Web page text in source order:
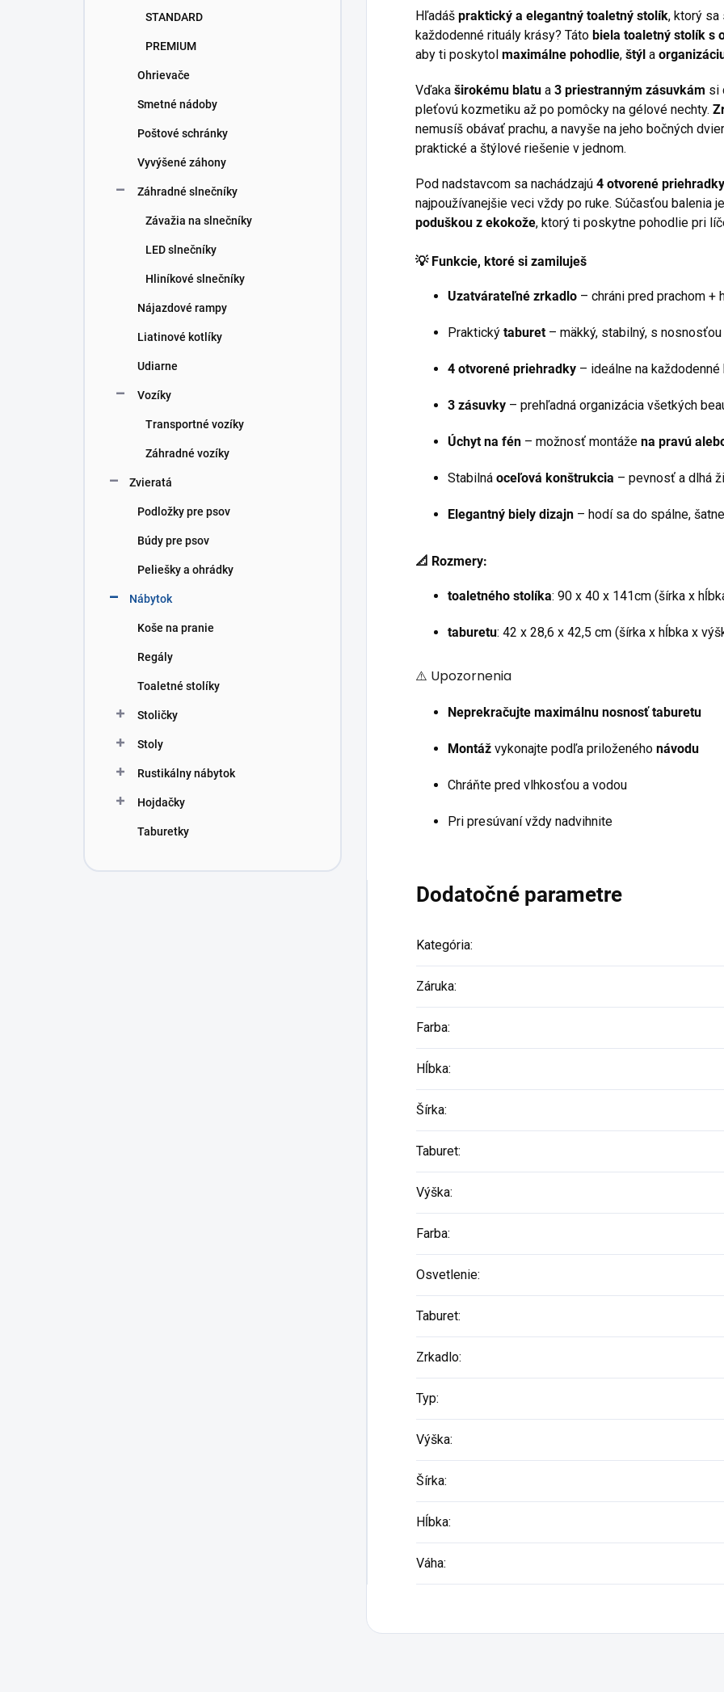
STANDARD
PREMIUM
Ohrievače
Smetné nádoby
Poštové schránky
Vyvýšené záhony
Záhradné slnečníky
Závažia na slnečníky
LED slnečníky
Hliníkové slnečníky
Nájazdové rampy
Liatinové kotlíky
Udiarne
Vozíky
Transportné vozíky
Záhradné vozíky
Zvieratá
Podložky pre psov
Búdy pre psov
Peliešky a ohrádky
Nábytok
Koše na pranie
Regály
Toaletné stolíky
Stoličky
Stoly
Rustikálny nábytok
Hojdačky
Taburetky
Hľadáš praktický a elegantný toaletný stolík, ktorý sa
každodenné rituály krásy? Táto biela toaletný stolík s
aby ti poskytol maximálne pohodlie, štýl a
Vďaka širokému blatu a 3 priestranným zásuvkám si
pleťovú kozmetiku až po pomôcky na gélové nechty.
nemusíš obávať prachu, a navyše na jeho bočných
praktické a štýlové riešenie v jednom.
Pod nadstavcom sa nachádzajú 4 otvorené priehradky
najpoužívanejšie veci vždy po ruke. Súčasťou balenia
poduškou z ekokože, ktorý ti poskytne pohodlie pri
💡 Funkcie, ktoré si zamiluješ
Uzatvárateľné zrkadlo – chráni pred prachom +
Praktický taburet– mäkký, stabilný, s nosnosťou
4 otvorené priehradky – ideálne na
3 zásuvky – prehľadná organizácia všetkých
Úchyt na fén – možnosť montáže na pravú
Stabilná oceľová konštrukcia – pevnosť a dlhá
Elegantný biely dizajn – hodí sa do spálne,
📐 Rozmery:
toaletného stolíka: 90 x 40 x 141cm (šírka x
taburetu: 42 x 28,6 x 42,5 cm (šírka x hĺbka x
⚠️ Upozornenia
Neprekračujte maximálnu nosnosť taburetu
Montáž vykonajte podľa priloženého návodu
Chráňte pred vlhkosťou a vodou
Pri presúvaní vždy nadvihnite
Dodatočné parametre
Kategória:
Záruka:
Farba:
Hĺbka:
Šírka:
Taburet:
Výška:
Farba:
Osvetlenie:
Taburet:
Zrkadlo:
Typ:
Výška:
Šírka:
Hĺbka:
Váha: